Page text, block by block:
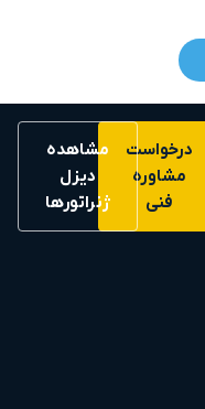
درخواست
مشاوره
فنی
مشاهده
دیزل
ژنراتورها